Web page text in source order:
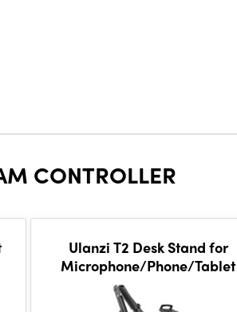
CONTROLLER
Ulanzi T2 Desk Stand for
Microphone/Phone/Tablet